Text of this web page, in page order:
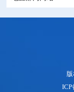
ICP